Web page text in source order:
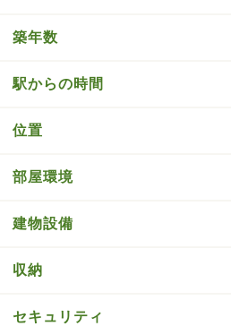
築年数
駅からの時間
位置
部屋環境
建物設備
収納
セキュリティ